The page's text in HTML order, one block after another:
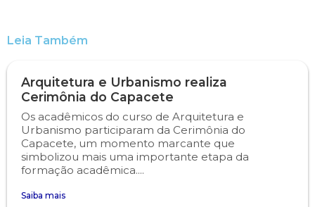
Leia Também
Arquitetura e Urbanismo realiza
Cerimônia do Capacete
Os acadêmicos do curso de Arquitetura e
Urbanismo participaram da Cerimônia do
Capacete, um momento marcante que
simbolizou mais uma importante etapa da
formação acadêmica....
Saiba mais
Engenharia Mecânica
Farmácia
Fisioterapia
Medicina
Manual do Acadêmico
Manual de Formatura
Manual de Trabalhos Acadêmicos
Minha Biblioteca
Infocampo
Intercampo
Logos Campo Real
NAPP e NAPC